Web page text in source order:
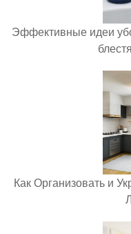
Эффективные идеи
Как Организовать и